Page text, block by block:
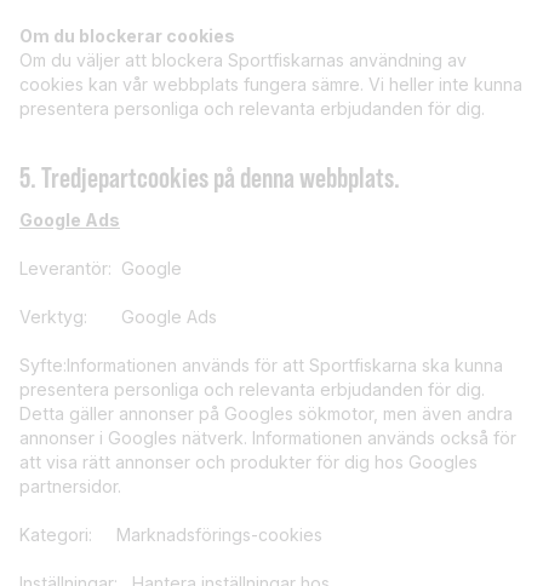
Om du blockerar cookies
Om du väljer att blockera Sportfiskarnas användning av
cookies kan vår webbplats fungera sämre. Vi heller inte kunna
presentera personliga och relevanta erbjudanden för dig.
5. Tredjepartcookies på denna webbplats.
Google Ads
Leverantör: Google
Verktyg: Google Ads
Syfte:Informationen används för att Sportfiskarna ska kunna
presentera personliga och relevanta erbjudanden för dig.
Detta gäller annonser på Googles sökmotor, men även andra
annonser i Googles nätverk. Informationen används också för
att visa rätt annonser och produkter för dig hos Googles
partnersidor.
Kategori: Marknadsförings-cookies